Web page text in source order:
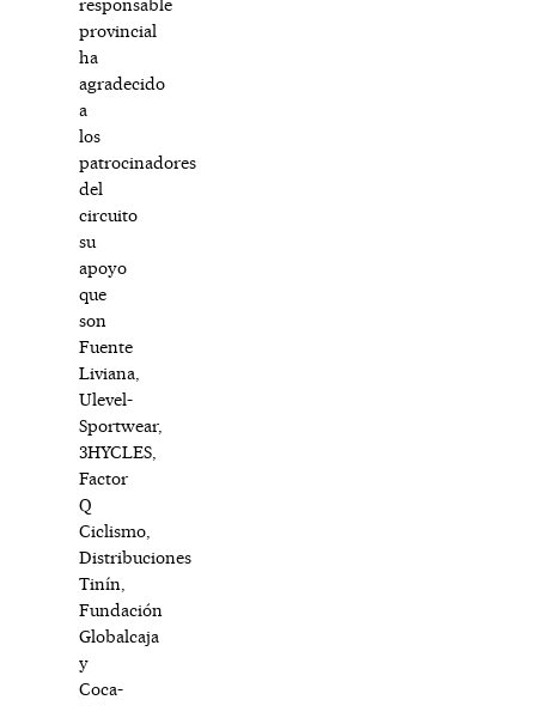
responsable
provincial
ha
agradecido
a
los
patrocinadores
del
circuito
su
apoyo
que
son
Fuente
Liviana,
Ulevel-
Sportwear,
3HYCLES,
Factor
Q
Ciclismo,
Distribuciones
Tinín,
Fundación
Globalcaja
y
Coca-